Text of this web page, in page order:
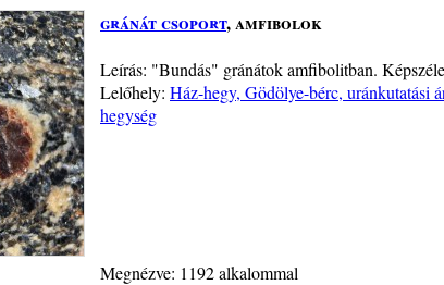
gránát csoport, amfibolok
Leírás: "Bundás" gránátok amfibolitban.
Lelőhely: Ház-hegy, Gödölye-bérc, uránkutatási
hegység
Megnézve: 1192 alkalommal